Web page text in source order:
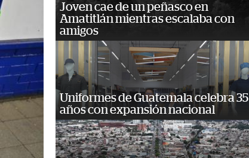
Joven cae de un peñasco en
Amatitlán mientras escalaba con
amigos
Uniformes de Guatemala celebra 35
años con expansión nacional